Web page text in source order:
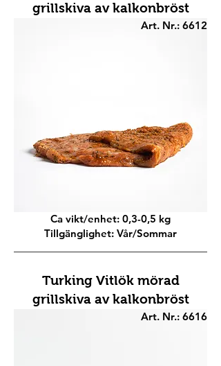
grillskiva av kalkonbröst
Art. Nr.: 6612
Ca vikt/enhet: 0,3-0,5 kg
Tillgänglighet: Vår/Sommar
Turking Vitlök mörad
grillskiva av kalkonbröst
Art. Nr.: 6616